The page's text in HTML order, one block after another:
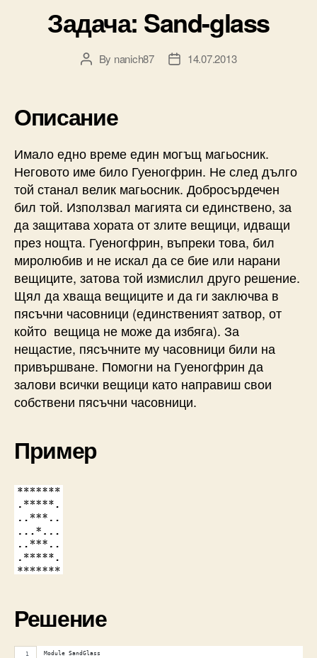
Задача: Sand-glass
PostBy nanich87
Post14.07.2013
Описание
Имало едно време един могъщ магьосник.
Неговото име било Гуеногфрин. Не след дълго
той станал велик магьосник. Добросърдечен
бил той. Използвал магията си единствено, за
да защитава хората от злите вещици, идващи
през нощта. Гуеногфрин, въпреки това, бил
миролюбив и не искал да се бие или нарани
вещиците, затова той измислил друго решение.
Щял да хваща вещиците и да ги заключва в
пясъчни часовници (единственият затвор, от
който вещица не може да избяга). За
нещастие, пясъчните му часовници били на
привършване. Помогни на Гуеногфрин да
залови всички вещици като направиш свои
собствени пясъчни часовници.
Пример
Решение
Module SandGlass